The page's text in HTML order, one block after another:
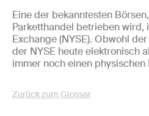
Eine der bekanntesten
Parketthandel betrieben wird,
Exchange (NYSE). Obwohl
der NYSE heute elektronisch
immer noch einen
Zurück zum Glossar